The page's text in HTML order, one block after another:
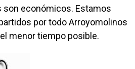
económicos. Estamos
por todo Arroyomolinos
menor tiempo posible.